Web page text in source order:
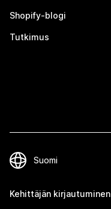
Shopify-blogi
Tutkimus
Kehittäjän kirjautuminen